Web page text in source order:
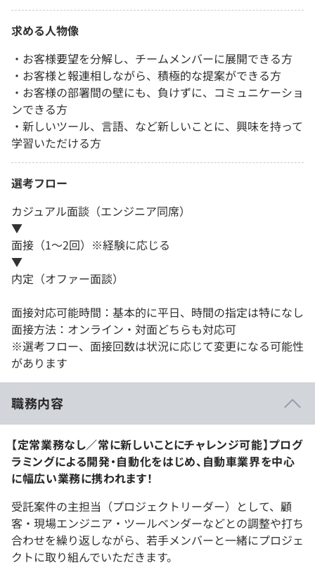
求める人物像
・お客様要望を分解し、チームメンバーに展開できる方
・お客様と報連相しながら、積極的な提案ができる方
・お客様の部署間の壁にも、負けずに、コミュニケーショ
ンできる方
・新しいツール、言語、など新しいことに、興味を持って
学習いただける方
選考フロー
カジュアル面談（エンジニア同席）
▼
面接（1〜2回）※経験に応じる
▼
内定（オファー面談）
面接対応可能時間：基本的に平日、時間の指定は特になし
面接方法：オンライン・対面どちらも対応可
※選考フロー、面接回数は状況に応じて変更になる可能性
があります
職務内容
【定常業務なし／常に新しいことにチャレンジ可能】プログ
ラミングによる開発・自動化をはじめ、自動車業界を中心
に幅広い業務に携われます！
受託案件の主担当（プロジェクトリーダー）として、顧
客・現場エンジニア・ツールベンダーなどとの調整や打ち
合わせを繰り返しながら、若手メンバーと一緒にプロジェ
クトに取り組んでいただきます。